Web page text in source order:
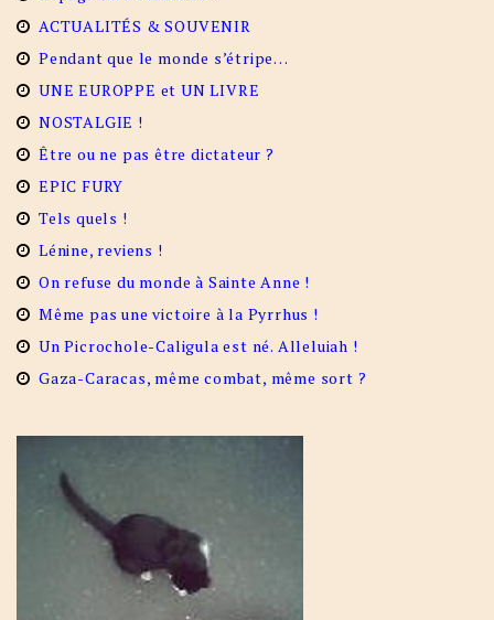
ACTUALITÉS & SOUVENIR
Pendant que le monde s’étripe…
UNE EUROPPE et UN LIVRE
NOSTALGIE !
Être ou ne pas être dictateur ?
EPIC FURY
Tels quels !
Lénine, reviens !
On refuse du monde à Sainte Anne !
Même pas une victoire à la Pyrrhus !
Un Picrochole-Caligula est né. Alleluiah !
Gaza-Caracas, même combat, même sort ?